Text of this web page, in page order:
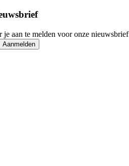
aan te melden voor onze nieuwsbrief
Aanmelden